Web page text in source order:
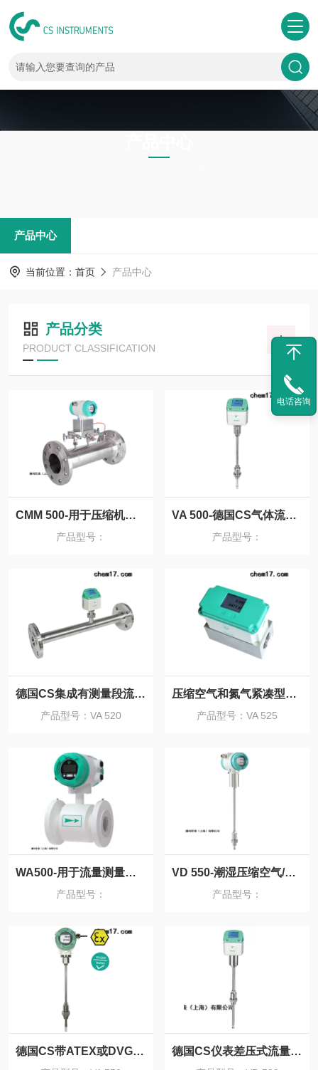
产品中心
当前位置： 首页 产品中心
产品分类
PRODUCT CLASSIFICATION
CMM 500-用于压缩机效能检测的威力巴流量计
产品型号：
VA 500-德国CS气体流量计
产品型号：
德国CS集成有测量段流量传感器
产品型号：VA 520
压缩空气和氮气紧凑型嵌入式微型气体流量计
产品型号：VA 525
WA500-用于流量测量的电磁流量计
产品型号：
VD 550-潮湿压缩空气/气体的流量计
产品型号：
德国CS带ATEX或DVGW认证的热式质量流量计 德国CS仪表差压式流量传感器
电话咨询